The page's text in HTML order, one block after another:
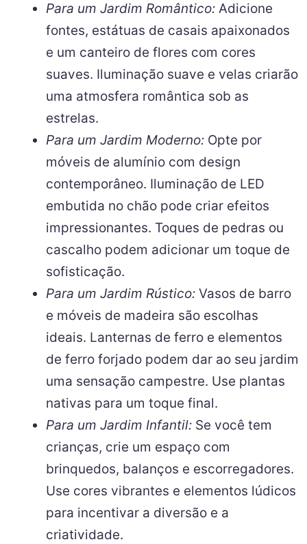
Para um Jardim Romântico: Adicione
fontes, estátuas de casais apaixonados
e um canteiro de flores com cores
suaves. Iluminação suave e velas criarão
uma atmosfera romântica sob as
estrelas.
Para um Jardim Moderno: Opte por
móveis de alumínio com design
contemporâneo. Iluminação de LED
embutida no chão pode criar efeitos
impressionantes. Toques de pedras ou
cascalho podem adicionar um toque de
sofisticação.
Para um Jardim Rústico: Vasos de barro
e móveis de madeira são escolhas
ideais. Lanternas de ferro e elementos
de ferro forjado podem dar ao seu jardim
uma sensação campestre. Use plantas
nativas para um toque final.
Para um Jardim Infantil: Se você tem
crianças, crie um espaço com
brinquedos, balanços e escorregadores.
Use cores vibrantes e elementos lúdicos
para incentivar a diversão e a
criatividade.